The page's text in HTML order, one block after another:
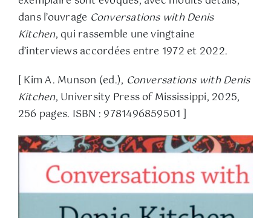
dans l’ouvrage Conversations with Denis
Kitchen, qui rassemble une vingtaine
d’interviews accordées entre 1972 et 2022.
[ Kim A. Munson (ed.), Conversations with Denis
Kitchen, University Press of Mississippi, 2025,
256 pages. ISBN : 9781496859501 ]